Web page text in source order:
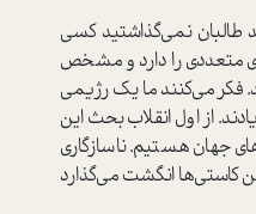
طالبان نمی‌گذاشتید کسی
متعددی را دارد و مشخص
فکر می‌کنند ما یک رژیمی
از اول انقلاب بحث این
جهان هستیم. ناسازگاری
کاستی‌ها انگشت می‌گذارد